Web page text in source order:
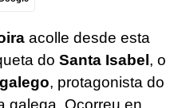
acolle desde esta
do Santa Isabel, o
, protagonista do
galega. Ocorreu en